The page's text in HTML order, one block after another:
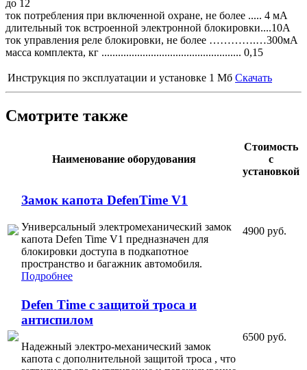
до 12
ток потребления при включенной охране, не более ..... 4 мА
длительный ток встроенной электронной блокировки....10А
ток управления реле блокировки, не более ………….…300мА
масса комплекта, кг ................................................... 0,15
Инструкция по эксплуатации и установке 1 Мб Скачать
Смотрите также
Наименование оборудования
Стоимость
с
установкой
Замок капота DefenTime V1
Универсальный электромеханический замок
капота Defen Time V1 предназначен для
блокировки доступа в подкапотное
пространство и багажник автомобиля.
Подробнее
4900 руб.
Defen Time с защитой троса и
антиспилом
Надежный электро-механический замок
капота с дополнительной защитой троса , что
6500 руб.